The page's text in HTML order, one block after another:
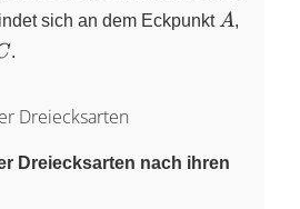
sich an dem Eckpunkt A
A,
.
Dreiecksarten
Dreiecksarten nach ihren